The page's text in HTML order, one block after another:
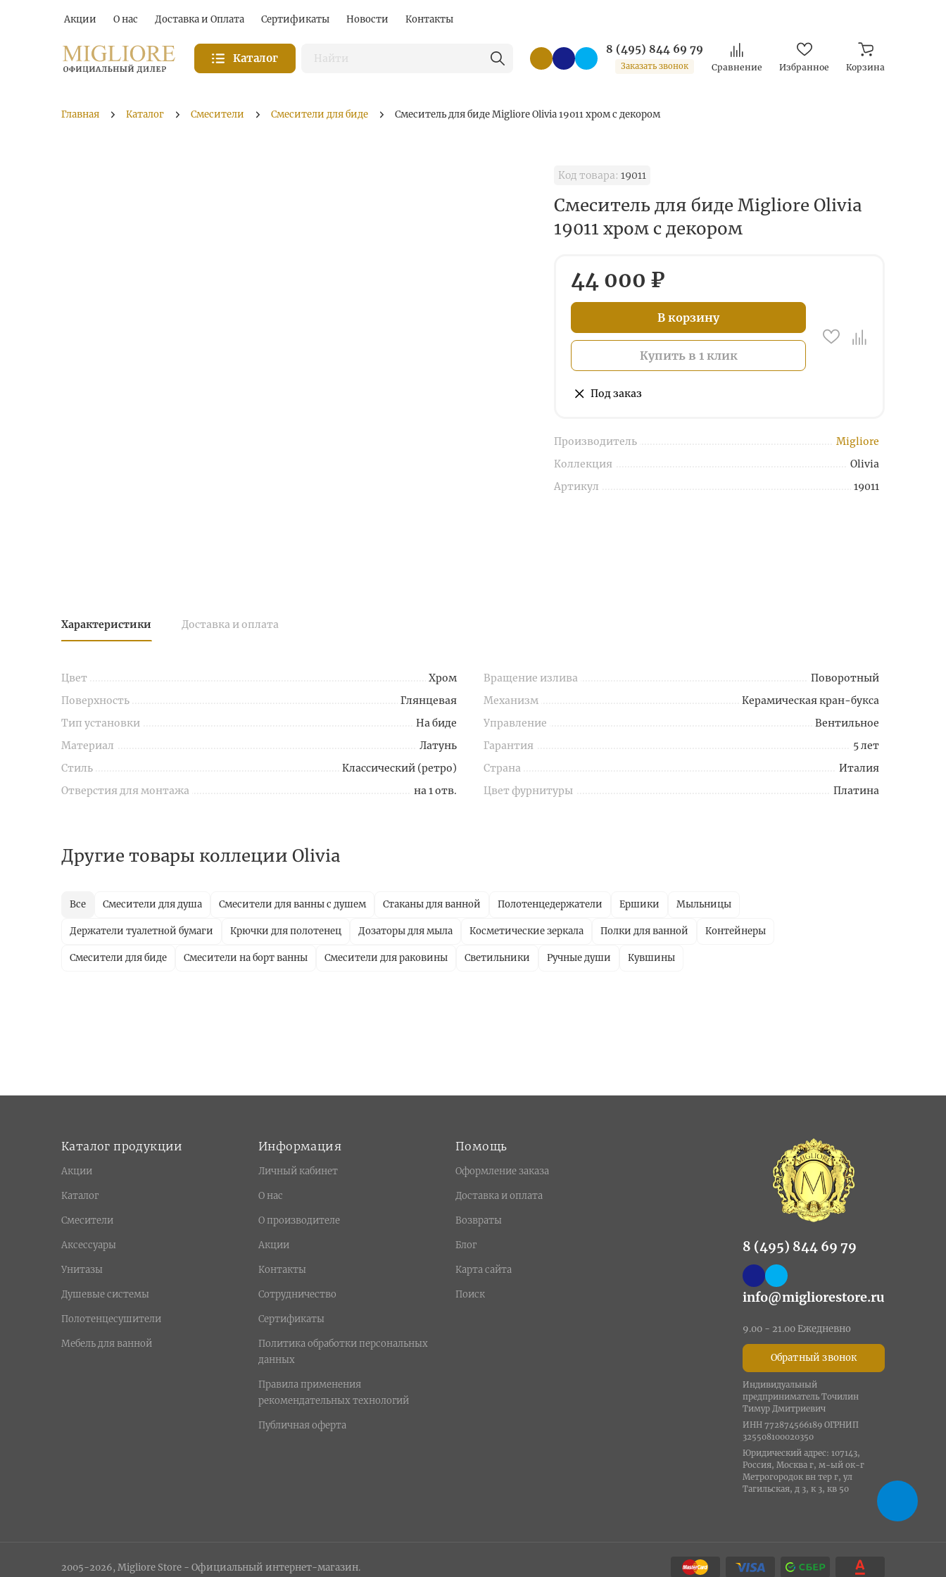
Акции О нас Доставка и Оплата Сертификаты Новости Контакты
Каталог
8 (495) 844 69 79
Заказать звонок Сравнение Избранное Корзина
Главная Каталог Смесители Смесители для биде Смеситель для биде Migliore Olivia 19011 хром с декором
Код товара: 19011
Смеситель для биде Migliore Olivia
19011 хром с декором
44 000 ₽
В корзину
Купить в 1 клик
Под заказ
Производитель
Migliore
Коллекция
Olivia
Артикул
19011
Характеристики Доставка и оплата
Цвет
Хром
Поверхность
Глянцевая
Тип установки
На биде
Материал
Латунь
Стиль
Классический (ретро)
Отверстия для монтажа
на 1 отв.
Вращение излива
Поворотный
Механизм
Керамическая кран-букса
Управление
Вентильное
Гарантия
5 лет
Страна
Италия
Цвет фурнитуры
Платина
Другие товары коллеции Olivia
Все Смесители для душа Смесители для ванны с душем Стаканы для ванной Полотенцедержатели Ершики Мыльницы
Держатели туалетной бумаги Крючки для полотенец Дозаторы для мыла Косметические зеркала Полки для ванной Контейнеры
Смесители для биде Смесители на борт ванны Смесители для раковины Светильники Ручные души Кувшины
Каталог продукции
Акции
Каталог
Смесители
Аксессуары
Унитазы
Душевые системы
Полотенцесушители
Мебель для ванной
Информация
Личный кабинет
О нас
О производителе
Акции
Контакты
Сотрудничество
Сертификаты
Политика обработки персональных
данных
Правила применения
рекомендательных технологий
Публичная оферта
Помощь
Оформление заказа
Доставка и оплата
Возвраты
Блог
Карта сайта
Поиск
8 (495) 844 69 79
info@migliorestore.ru
9.00 - 21.00 Ежедневно
Обратный звонок
Индивидуальный
предприниматель Точилин
Тимур Дмитриевич
ИНН 772874566189 ОГРНИП
325508100020350
Юридический адрес: 107143,
Россия, Москва г, м-ый ок-г
Метрогородок вн тер г, ул
Тагильская, д 3, к 3, кв 50
2005-2026, Migliore Store - Официальный интернет-магазин.